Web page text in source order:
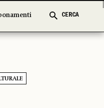
CERCA
CERCA